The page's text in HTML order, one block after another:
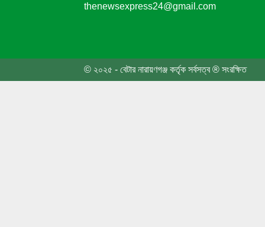
thenewsexpress24@gmail.com
© ২০২৫ - বেটার নারায়ণগঞ্জ কর্তৃক সর্বসত্ব ® সংরক্ষিত